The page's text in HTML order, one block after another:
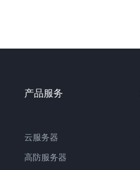
产品服务
云服务器
高防服务器